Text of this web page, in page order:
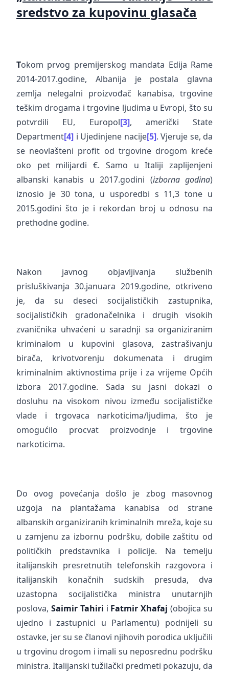
sredstvo za kupovinu glasača
Tokom prvog premijerskog mandata Edija Rame
2014-2017.godine, Albanija je postala glavna
zemlja nelegalni proizvođač kanabisa, trgovine
teškim drogama i trgovine ljudima u Evropi, što su
potvrdili EU, Europol[3], američki State
Department[4] i Ujedinjene nacije[5]. Vjeruje se, da
se neovlašteni profit od trgovine drogom kreće
oko pet milijardi €. Samo u Italiji zaplijenjeni
albanski kanabis u 2017.godini (izborna godina)
iznosio je 30 tona, u usporedbi s 11,3 tone u
2015.godini što je i rekordan broj u odnosu na
prethodne godine.
Nakon javnog objavljivanja službenih
prisluškivanja 30.januara 2019.godine, otkriveno
je, da su deseci socijalističkih zastupnika,
socijalističkih gradonačelnika i drugih visokih
zvaničnika uhvaćeni u saradnji sa organiziranim
kriminalom u kupovini glasova, zastrašivanju
birača, krivotvorenju dokumenata i drugim
kriminalnim aktivnostima prije i za vrijeme Općih
izbora 2017.godine. Sada su jasni dokazi o
dosluhu na visokom nivou između socijalističke
vlade i trgovaca narkoticima/ljudima, što je
omogućilo procvat proizvodnje i trgovine
narkoticima.
Do ovog povećanja došlo je zbog masovnog
uzgoja na plantažama kanabisa od strane
albanskih organiziranih kriminalnih mreža, koje su
u zamjenu za izbornu podršku, dobile zaštitu od
političkih predstavnika i policije. Na temelju
italijanskih presretnutih telefonskih razgovora i
italijanskih konačnih sudskih presuda, dva
uzastopna socijalistička ministra unutarnjih
poslova, Saimir Tahiri i Fatmir Xhafaj (obojica su
ujedno i zastupnici u Parlamentu) podnijeli su
ostavke, jer su se članovi njihovih porodica uključili
u trgovinu drogom i imali su neposrednu podršku
ministra. Italijanski tužilački predmeti pokazuju, da